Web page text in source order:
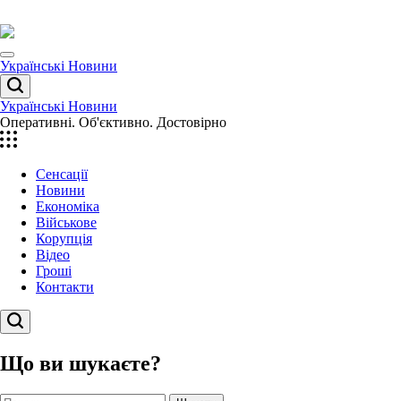
до
вмісту
Menu
Українські Новини
Пошук
Українські Новини
Оперативні. Об'єктивно. Достовірно
Сенсації
Новини
Економіка
Військове
Корупція
Відео
Гроші
Контакти
Пошук
Що ви шукаєте?